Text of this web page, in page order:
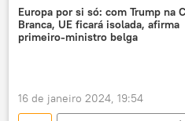
Eleições nos EUA
Partido Republicano
Europa por si só: com Trump na
Branca, UE ficará isolada, afirma
primeiro-ministro belga
16 de janeiro 2024, 19:54